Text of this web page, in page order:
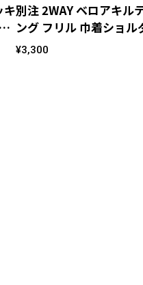
キ別注 2WAY ベロアキル
ング フリル 巾着ショル
バッグ
¥3,300